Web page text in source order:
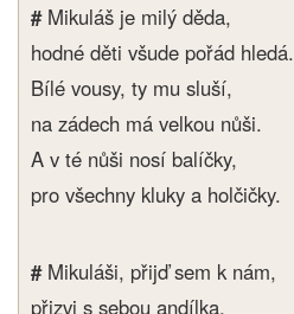
#Mikuláš je milý děda,
hodné děti všude pořád hledá.
Bílé vousy, ty mu sluší,
na zádech má velkou nůši.
A v té nůši nosí balíčky,
pro všechny kluky a holčičky.
#Mikuláši, přijď sem k nám,
přizvi s sebou andílka,